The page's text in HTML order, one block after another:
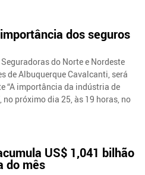
dos seguros
do Norte e Nordeste
de Albuquerque Cavalcanti, será
“A importância da indústria de
no próximo dia 25, às 19 horas, no
US$ 1,041 bilhão
do mês